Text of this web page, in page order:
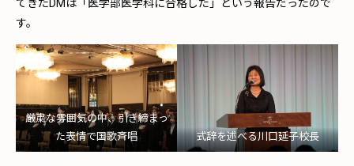
てきたDMは「医学部医学科に合格した」という報告だったので
す。
厳粛な雰囲気の中、引き締まっ
た表情で国歌斉唱
式辞を述べる川口延子校長